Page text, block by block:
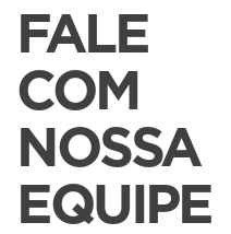
FALE
COM
NOSSA
EQUIPE